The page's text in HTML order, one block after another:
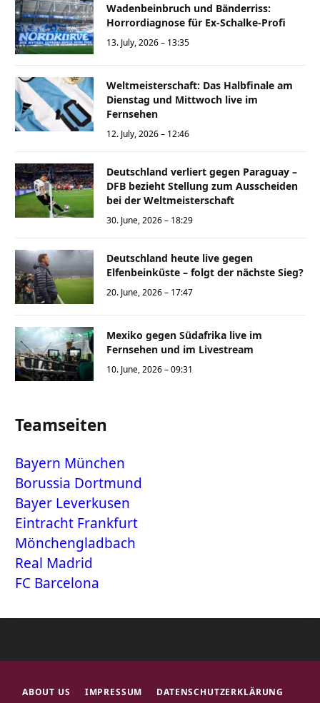
Wadenbeinbruch und Bänderriss:
Horrordiagnose für Ex-Schalke-Profi
13. July, 2026 – 13:35
Weltmeisterschaft: Das Halbfinale am
Dienstag und Mittwoch live im
Fernsehen
12. July, 2026 – 12:46
Deutschland verliert gegen Paraguay –
DFB bezieht Stellung zum Ausscheiden
bei der Weltmeisterschaft
30. June, 2026 – 18:29
Deutschland heute live gegen
Elfenbeinküste – folgt der nächste Sieg?
20. June, 2026 – 17:47
Mexiko gegen Südafrika live im
Fernsehen und im Livestream
10. June, 2026 – 09:31
Teamseiten
Bayern München
Borussia Dortmund
Bayer Leverkusen
Eintracht Frankfurt
Mönchengladbach
Real Madrid
FC Barcelona
ABOUT US IMPRESSUM DATENSCHUTZERKLÄRUNG